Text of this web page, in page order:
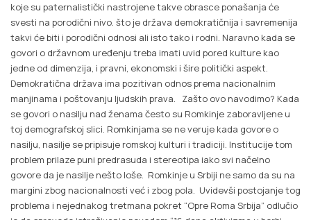
koje su paternalistički nastrojene takve obrasce ponašanja će
svesti na porodični nivo. što je država demokratičnija i savremenija
takvi će biti i porodični odnosi ali isto tako i rodni. Naravno kada se
govori o državnom uređenju treba imati uvid pored kulture kao
jedne od dimenzija, i pravni, ekonomski i šire politički aspekt.
Demokratična država ima pozitivan odnos prema nacionalnim
manjinama i poštovanju ljudskih prava. Zašto ovo navodimo? Kada
se govori o nasilju nad ženama često su Romkinje zaboravljene u
toj demografskoj slici. Romkinjama se ne veruje kada govore o
nasilju, nasilje se pripisuje romskoj kulturi i tradiciji. Institucije tom
problem prilaze puni predrasuda i stereotipa iako svi načelno
govore da je nasilje nešto loše. Romkinje u Srbiji ne samo da su na
margini zbog nacionalnosti već i zbog pola. Uvidevši postojanje tog
problema i nejednakog tretmana pokret “Opre Roma Srbija” odlučio